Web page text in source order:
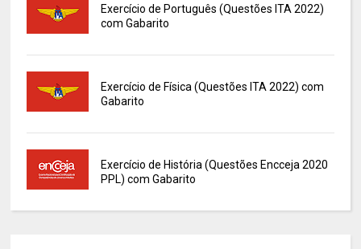
Exercício de Português (Questões ITA 2022)
com Gabarito
Exercício de Física (Questões ITA 2022) com
Gabarito
Exercício de História (Questões Encceja 2020
PPL) com Gabarito